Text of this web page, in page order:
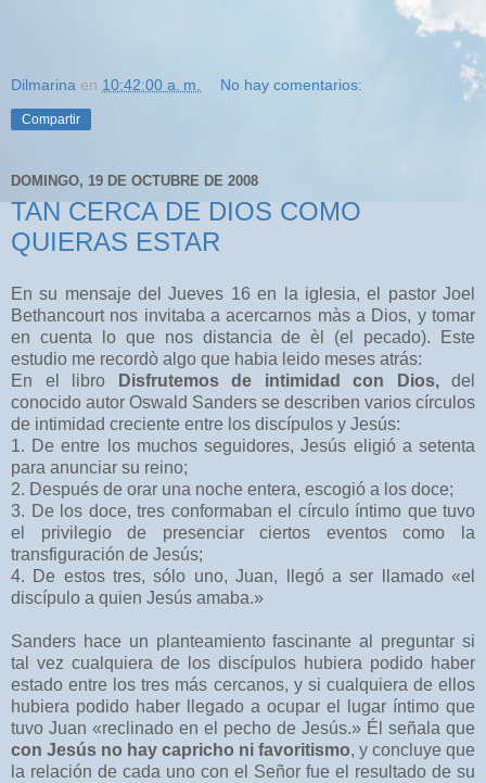
Dilmarina en 10:42:00 a. m. No hay comentarios:
Compartir
DOMINGO, 19 DE OCTUBRE DE 2008
TAN CERCA DE DIOS COMO
QUIERAS ESTAR
En su mensaje del Jueves 16 en la iglesia, el pastor Joel
Bethancourt nos invitaba a acercarnos màs a Dios, y tomar
en cuenta lo que nos distancia de èl (el pecado). Este
estudio me recordò algo que habia leido meses atrás:
En el libro
Disfrutemos de intimidad con Dios,del
conocido autor Oswald Sanders se describen varios círculos
de intimidad creciente entre los discípulos y Jesús:
1. De entre los muchos seguidores, Jesús eligió a setenta
para anunciar su reino;
2. Después de orar una noche entera, escogió a los doce;
3. De los doce, tres conformaban el círculo íntimo que tuvo
el privilegio de presenciar ciertos eventos como la
transfiguración de Jesús;
4. De estos tres, sólo uno, Juan, llegó a ser llamado «el
discípulo a quien Jesús amaba.»
Sanders hace un planteamiento fascinante al preguntar si
tal vez cualquiera de los discípulos hubiera podido haber
estado entre los tres más cercanos, y si cualquiera de ellos
hubiera podido haber llegado a ocupar el lugar íntimo que
tuvo Juan «reclinado en el pecho de Jesús.» Él señala que
con Jesús no hay capricho ni favoritismo, y concluye que
la relación de cada uno con el Señor fue el resultado de su